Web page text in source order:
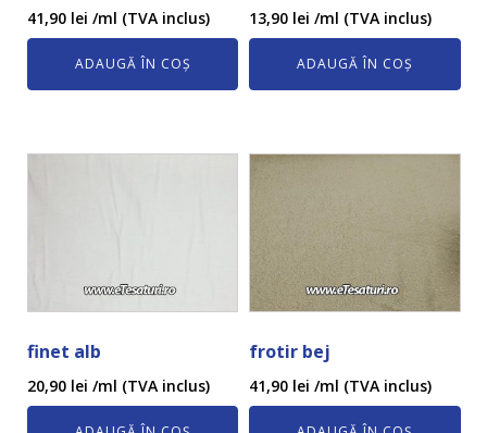
41,90 lei /ml (TVA inclus)
ADAUGĂ ÎN COȘ
13,90 lei /ml (TVA inclus)
ADAUGĂ ÎN COȘ
finet alb
20,90 lei /ml (TVA inclus)
frotir bej
41,90 lei /ml (TVA inclus)